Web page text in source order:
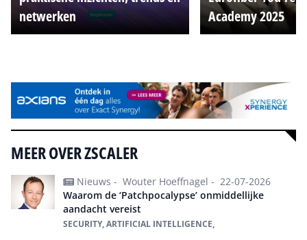
netwerken
Academy 2025
MEER OVER ZSCALER
Nieuws - Wouter Hoeffnagel - 22-07-2026
Waarom de ‘Patchpocalypse’ onmiddellijke
aandacht vereist
SECURITY, ARTIFICIAL INTELLIGENCE,